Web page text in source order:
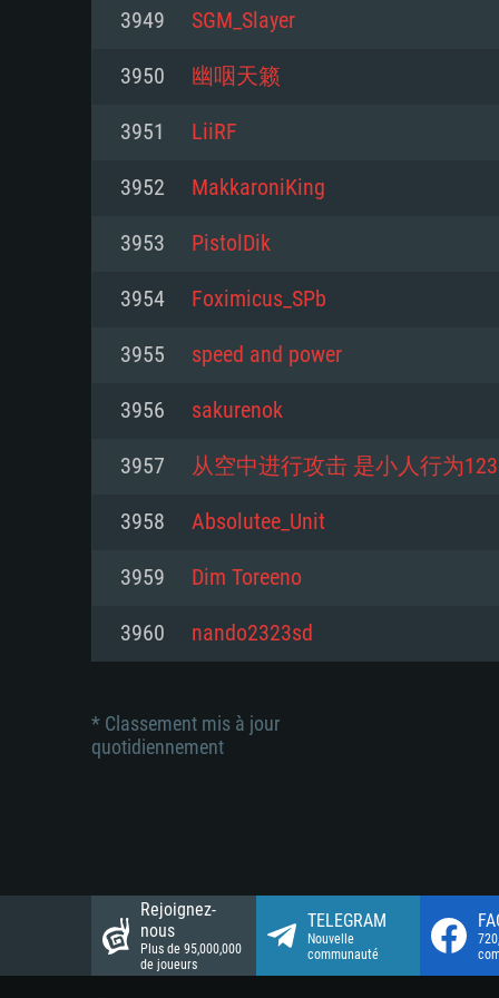
Minimum
Mémoire: 4 GB
Carte graphique supportant
Radeon 77XX / NVIDIA GeForce
résolution minimale supportée
Disque dur: 23.1 Go (client
Minimum
processeurs Intel Xeon ne sont
Mémoire: 6 GB
Carte graphique: Intel Iris Pro
analogue AMD/Nvidia. La
Disque dur: 62,2 Go (client
Minimum
modernes
Processeur: Dual-Core 2.4 GHz
Mémoire: 4 GB
Carte graphique: NVIDIA 660
drivers (moins de 6 mois) / de
de 720p)
Connection: Connexion Internet
Disque dur: 62,2 Go (client
3949 SGM_Slayer
3950 幽咽天籁
3951 LiiRF
3952 MakkaroniKing
3953 PistolDik
3954 Foximicus_SPb
3955 speed and power
3956 sakurenok
3957 从空中进行攻击 是小人行为123
3958 Absolutee_Unit
3959 Dim Toreeno
3960 nando2323sd
* Classement mis à jour
quotidiennement
Rejoignez-
nous
Plus de 95,000,000
de joueurs
TELEGRAM
Nouvelle
communauté